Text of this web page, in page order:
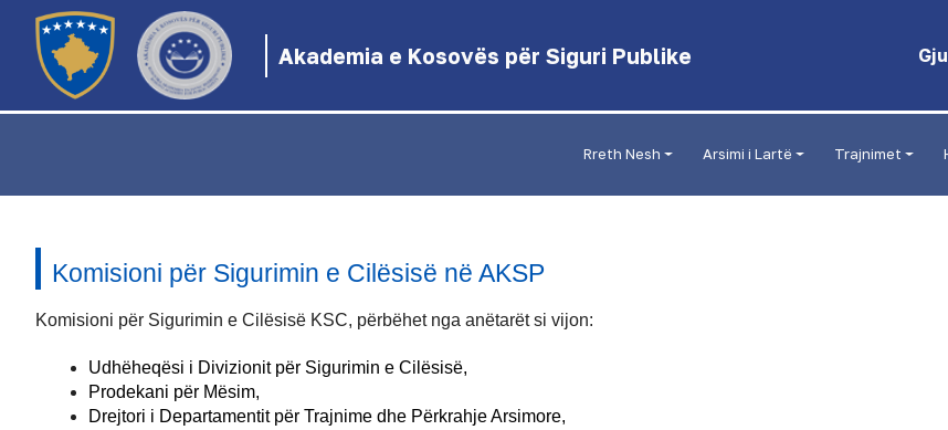
Akademia e Kosovës për Siguri Publike
Rreth Nesh Arsimi i Lartë Trajnimet
Komisioni për Sigurimin e Cilësisë në AKSP
Komisioni për Sigurimin e Cilësisë KSC, përbëhet nga anëtarët si vijon:
Udhëheqësi i Divizionit për Sigurimin e Cilësisë,
Prodekani për Mësim,
Drejtori i Departamentit për Trajnime dhe Përkrahje Arsimore,